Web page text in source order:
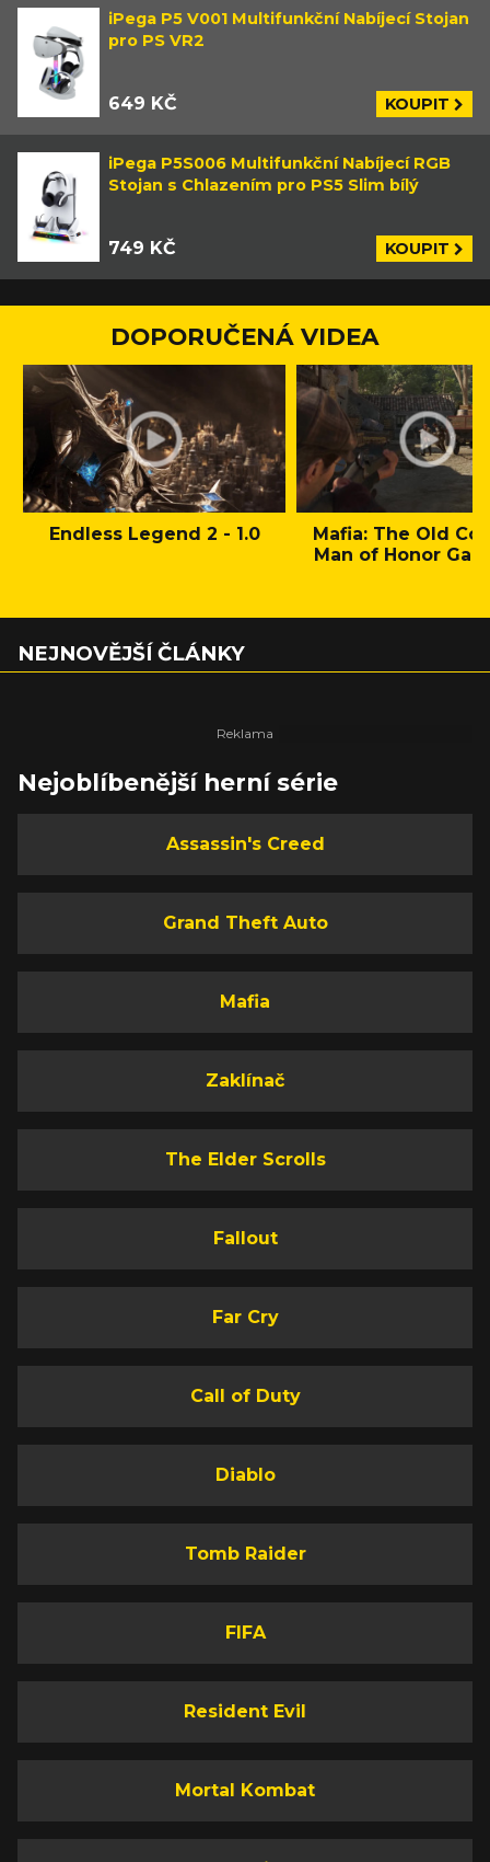
iPega P5 V001 Multifunkční Nabíjecí Stojan
pro PS VR2
649 KČ KOUPIT
iPega P5S006 Multifunkční Nabíjecí RGB
Stojan s Chlazením pro PS5 Slim bílý
749 KČ KOUPIT
DOPORUČENÁ VIDEA
Endless Legend 2 - 1.0
Mafia: The Old
Man of Honor
NEJNOVĚJŠÍ ČLÁNKY
Nejoblíbenější herní série
Assassin's Creed
Grand Theft Auto
Mafia
Zaklínač
The Elder Scrolls
Fallout
Far Cry
Call of Duty
Diablo
Tomb Raider
FIFA
Resident Evil
Mortal Kombat